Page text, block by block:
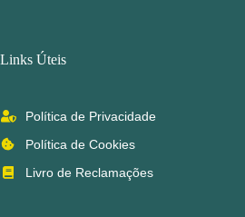
Links Úteis
Política de Privacidade
Política de Cookies
Livro de Reclamações